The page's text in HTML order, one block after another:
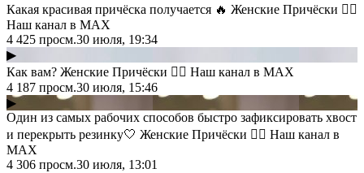
Какая красивая причёска получается 🔥 Женские Причёски 💇‍♀️
Наш канал в MAX
4 425 просм.30 июля, 19:34
▶
Как вам? Женские Причёски 💇‍♀️ Наш канал в MAX
4 187 просм.30 июля, 15:46
▶
Один из самых рабочих способов быстро зафиксировать хвост
и перекрыть резинку🤍 Женские Причёски 💇‍♀️ Наш канал в
MAX
4 306 просм.30 июля, 13:01